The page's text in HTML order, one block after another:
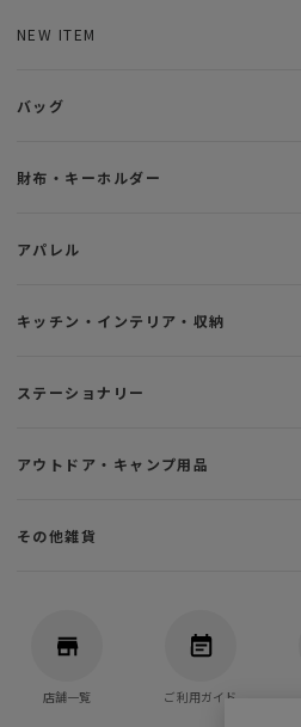
NEW ITEM
バッグ
財布・キーホルダー
アパレル
キッチン・インテリア・収納
ステーショナリー
アウトドア・キャンプ用品
その他雑貨
店舗一覧 ご利用ガイド